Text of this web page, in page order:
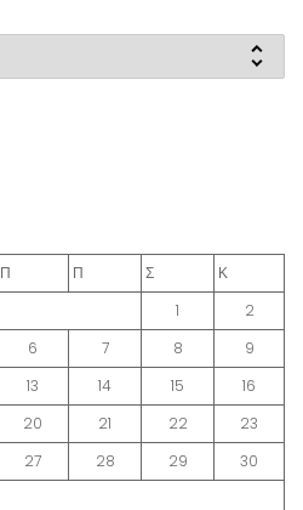
Π Π Σ
Κ
1
2
6 7 8
9
13 14 15
16
20 21 22
23
27 28 29
30